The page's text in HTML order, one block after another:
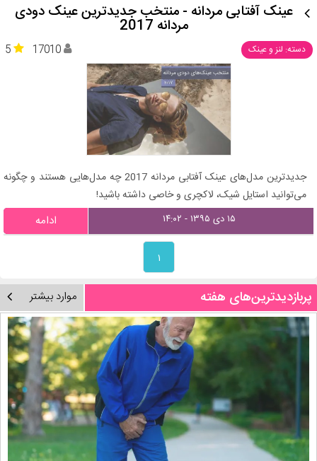
عینک آفتابی مردانه - منتخب جدیدترین عینک دودی
مردانه 2017
دسته: لنز و عینک 5 17010
جدیدترین مدل‌های عینک آفتابی مردانه 2017 چه مدل‌هایی هستند و چگونه
می‌توانید استایل شیک، لاکچری و خاصی داشته باشید!
۱۵ دی ۱۳۹۵ - ۱۴:۰۲ ادامه
۱
پربازدیدترین‌های هفته موارد بیشتر